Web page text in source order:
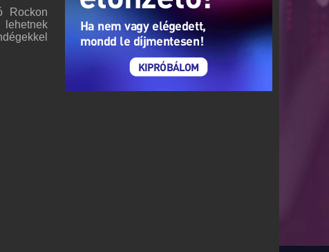
Rockon
lehetnek